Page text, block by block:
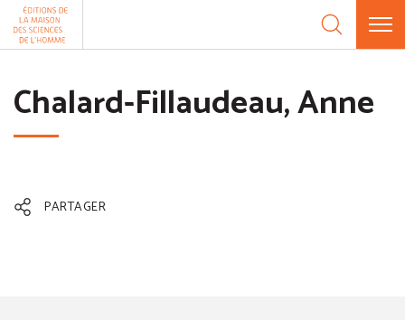
Aller au contenu
Chalard-Fillaudeau, Anne
PARTAGER
Panneau de gestion des cookies